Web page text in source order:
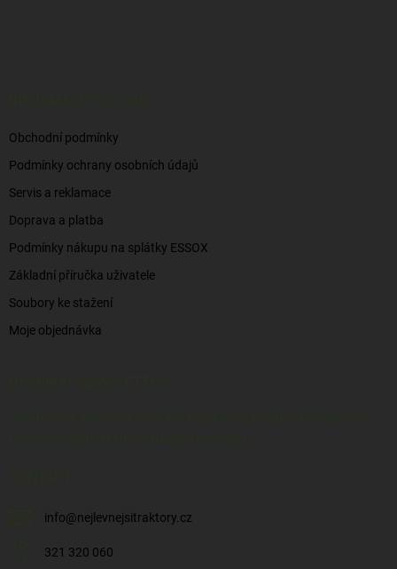
Obchodní podmínky
Podmínky ochrany osobních údajů
Servis a reklamace
Doprava a platba
Podmínky nákupu na splátky ESSOX
Základní příručka uživatele
Soubory ke stažení
Moje objednávka
info@nejlevnejsitraktory.cz
321 320 060